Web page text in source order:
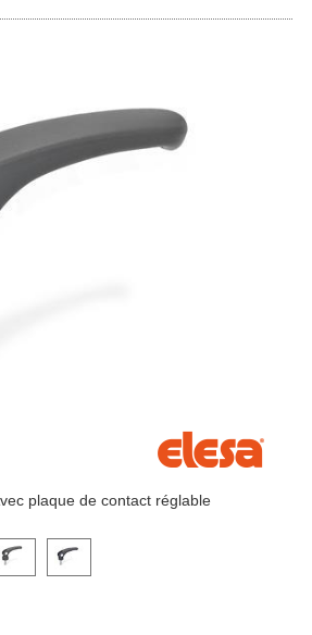
plaque de contact réglable
sur une image de variante pour l'afficher